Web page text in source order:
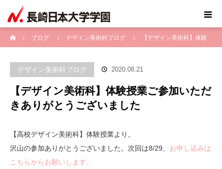
ブログ
デザイン美術科ブログ 【デザイン美術科】体験
デザイン美術科ブログ 2020.08.21
【デザイン美術科】体験授業ご参加いただ
きありがとうございました
【高校デザイン美術科】体験授業より。
沢山の参加ありがとうございました。次回は8/29、 お申し込みは
こちらからお願いします。